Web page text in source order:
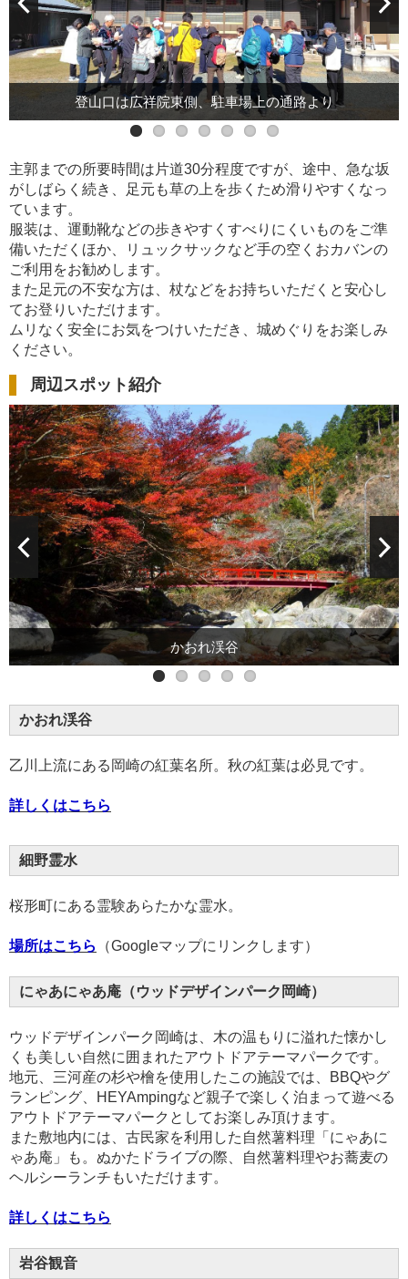
駐車場上の通路奥より上り始め。足元の不安な方は、
用をお勧めします。
主郭までの所要時間は片道30分程度ですが、途中、急な坂
がしばらく続き、足元も草の上を歩くため滑りやすくなっ
ています。
服装は、運動靴などの歩きやすくすべりにくいものをご準
備いただくほか、リュックサックなど手の空くおカバンの
ご利用をお勧めします。
また足元の不安な方は、杖などをお持ちいただくと安心し
てお登りいただけます。
ムリなく安全にお気をつけいただき、城めぐりをお楽しみ
ください。
周辺スポット紹介
細野霊水
かおれ渓谷
乙川上流にある岡崎の紅葉名所。秋の紅葉は必見です。
詳しくはこちら
細野霊水
桜形町にある霊験あらたかな霊水。
場所はこちら （Googleマップにリンクします）
にゃあにゃあ庵（ウッドデザインパーク岡崎）
ウッドデザインパーク岡崎は、木の温もりに溢れた懐かし
くも美しい自然に囲まれたアウトドアテーマパークです。
地元、三河産の杉や檜を使用したこの施設では、BBQやグ
ランピング、HEYAmpingなど親子で楽しく泊まって遊べる
アウトドアテーマパークとしてお楽しみ頂けます。
また敷地内には、古民家を利用した自然薯料理「にゃあに
ゃあ庵」も。ぬかたドライブの際、自然薯料理やお蕎麦の
ヘルシーランチもいただけます。
詳しくはこちら
岩谷観音